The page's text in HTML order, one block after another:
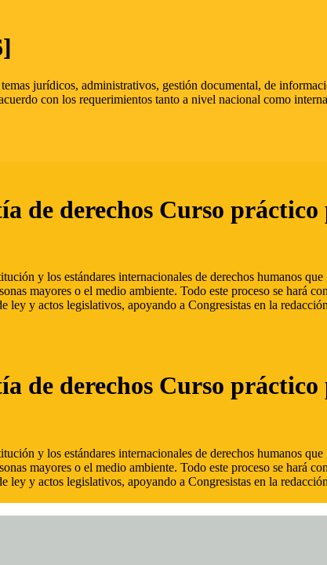
jurídicos, administrativos, gestión documental, de
con los requerimientos tanto a nivel nacional como
de derechos Curso práctico
y los estándares internacionales de derechos humanos
mayores o el medio ambiente. Todo este proceso se hará
ley y actos legislativos, apoyando a Congresistas en la
de derechos Curso práctico
y los estándares internacionales de derechos humanos
mayores o el medio ambiente. Todo este proceso se hará
ley y actos legislativos, apoyando a Congresistas en la